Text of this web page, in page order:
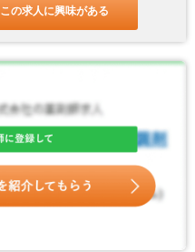
この求人に興味がある